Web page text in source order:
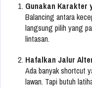
Gunakan Karakter
Balancing antara
langsung pilih yang
lintasan.
Hafalkan Jalur
Ada banyak shortcut
lawan. Tapi butuh